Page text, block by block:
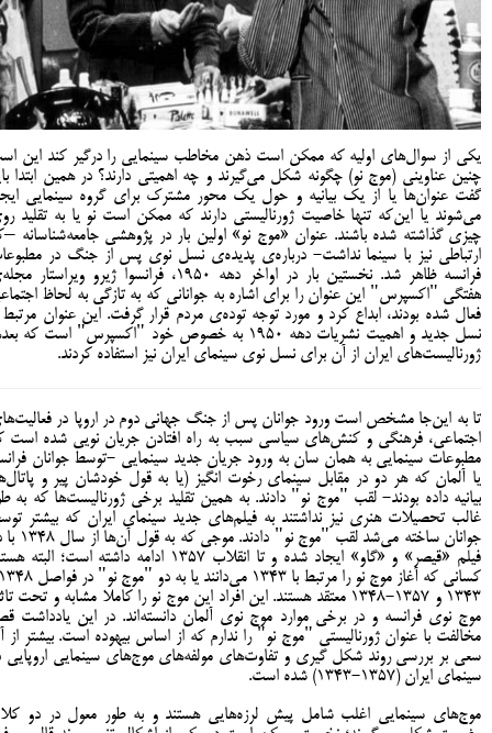
یکی از سوال‌های اولیه که ممکن است ذهن مخاطب سینمایی را درگیر کند این
چنین عناوینی (موج نو) چگونه شکل می‌گیرند و چه اهمیتی دارند؟ در همین ابتدا
گفت عنوان‌ها یا از یک بیانیه و حول یک محور مشترک برای گروه سینمایی
می‌شوند یا این‌که تنها خاصیت ژورنالیستی دارند که ممکن است نو یا به تقلید
چیزی گذاشته شده باشند. عنوان «موج نو» اولین بار در پژوهشی جامعه‌شناسانه
ارتباطی نیز با سینما نداشت- درباره‌ی پدیده‌ی نسل نوی پس از جنگ در
فرانسه ظاهر شد. نخستین بار در اواخر دهه ۱۹۵۰، فرانسوا ژیرو ویراستار
هفتگی "اکسپرس" این عنوان را برای اشاره به جوانانی که به تازگی به لحاظ
فعال شده بودند، ابداع کرد و مورد توجه توده‌ی مردم قرار گرفت. این عنوان مرتبط
نسل جدید و اهمیت نشریات دهه 1950 به خصوص خود "اکسپرس" است که
ژورنالیست‌های ایران از آن برای نسل نوی سینمای ایران نیز استفاده کردند.
تا به این‌جا مشخص است ورود جوانان پس از جنگ جهانی دوم در اروپا در
اجتماعی، فرهنگی و کنش‌های سیاسی سبب به راه افتادن جریان نویی شده است
مطبوعات سینمایی به همان سان به ورود جریان جدید سینمایی -توسط جوانان
یا آلمان که هر دو در مقابل سینمای رخوت انگیز (یا به قول خودشان پیر و
بیانیه داده بودند- لقب "موج نو" دادند. به همین تقلید برخی ژورنالیست‌ها که به
غالب تحصیلات هنری نیز نداشتند به فیلم‌های جدید سینمای ایران که بیشتر
جوانان ساخته می‌شد لقب "موج نو"
فیلم «قیصر» و «گاو» ایجاد شده و تا انقلاب 1357 ادامه داشته است؛
1343 و 1357-1348 معتقد هستند. این افراد این موج نو را کاملا مشابه و تحت
موج نوی فرانسه و در برخی موارد موج نوی آلمان دانسته‌اند. در این یادداشت
مخالفت با عنوان ژورنالیستی "موج نو" را ندارم که از اساس بیهوده است. بیشتر از
سعی بر بررسی روند شکل گیری و تفاوت‌های مولفه‌های موج‌های سینمایی اروپایی
سینمای ایران (۱۳۵۷-۱۳۴۳) شده است.
موج‌های سینمایی اغلب شامل پیش لرزه‌هایی هستند و به طور معول در دو